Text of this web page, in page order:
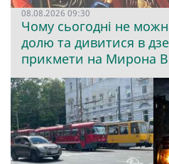
08.08.2026 09:30
Чому сьогодні не
долю та дивитися в
прикмети на Мирона